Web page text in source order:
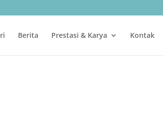
Berita Prestasi & Karya Kontak